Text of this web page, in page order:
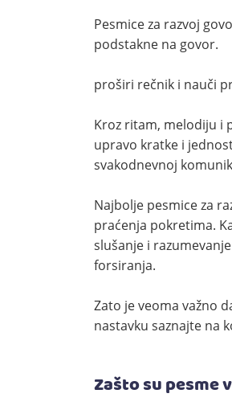
Pesmice za razvoj
podstakne na govor.
proširi rečnik i nauči
Kroz ritam, melodiju i
upravo kratke i
svakodnevnoj
Najbolje pesmice za
praćenja pokretima.
slušanje i
forsiranja.
Zato je veoma važno
nastavku saznajte na
Zašto su pesme